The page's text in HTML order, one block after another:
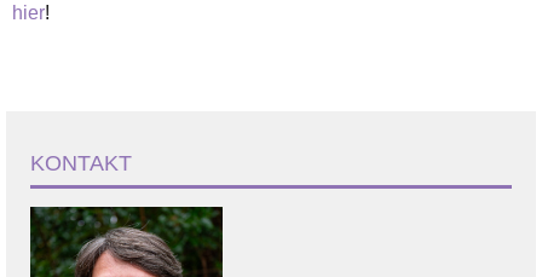
hier!
KONTAKT